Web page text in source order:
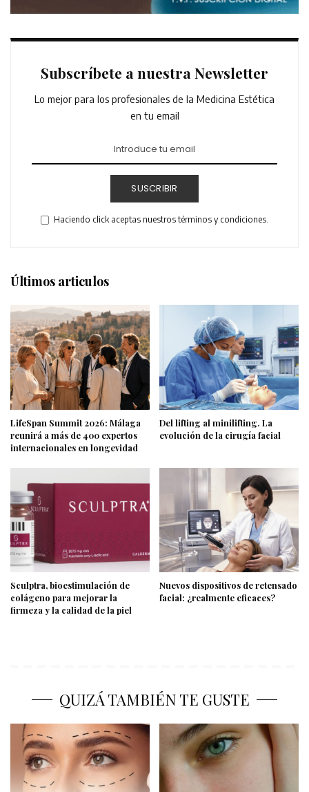
Subscríbete a nuestra Newsletter
Lo mejor para los profesionales de la Medicina Estética
en tu email
SUSCRIBIR
Haciendo click aceptas nuestros términos y condiciones.
Últimos articulos
LifeSpan Summit 2026: Málaga
reunirá a más de 400 expertos
internacionales en longevidad
Del lifting al minilifting. La
evolución de la cirugía facial
Sculptra, bioestimulación de
colágeno para mejorar la
firmeza y la calidad de la piel
Nuevos dispositivos de retensado
facial: ¿realmente eficaces?
QUIZÁ TAMBIÉN TE GUSTE